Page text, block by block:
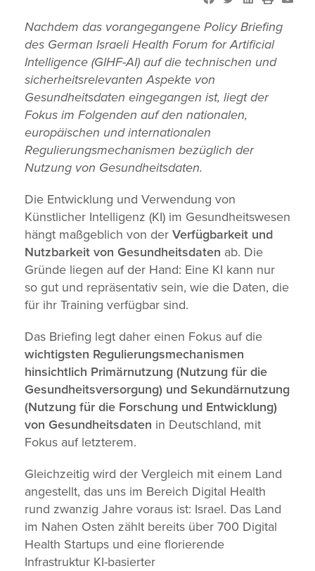
Nachdem das vorangegangene Policy Briefing
des German Israeli Health Forum for Artificial
Intelligence (GIHF-AI) auf die technischen und
sicherheitsrelevanten Aspekte von
Gesundheitsdaten eingegangen ist, liegt der
Fokus im Folgenden auf den nationalen,
europäischen und internationalen
Regulierungsmechanismen bezüglich der
Nutzung von Gesundheitsdaten.
Die Entwicklung und Verwendung von
Künstlicher Intelligenz (KI) im Gesundheitswesen
hängt maßgeblich von der Verfügbarkeit und
Nutzbarkeit von Gesundheitsdaten ab. Die
Gründe liegen auf der Hand: Eine KI kann nur
so gut und repräsentativ sein, wie die Daten, die
für ihr Training verfügbar sind.
Das Briefing legt daher einen Fokus auf die
wichtigsten Regulierungsmechanismen
hinsichtlich Primärnutzung (Nutzung für die
Gesundheitsversorgung) und Sekundärnutzung
(Nutzung für die Forschung und Entwicklung)
von Gesundheitsdaten in Deutschland, mit
Fokus auf letzterem.
Gleichzeitig wird der Vergleich mit einem Land
angestellt, das uns im Bereich Digital Health
rund zwanzig Jahre voraus ist: Israel. Das Land
im Nahen Osten zählt bereits über 700 Digital
Health Startups und eine florierende
Infrastruktur KI-basierter